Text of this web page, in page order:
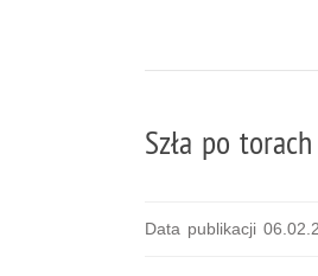
Szła po
Data publikacji